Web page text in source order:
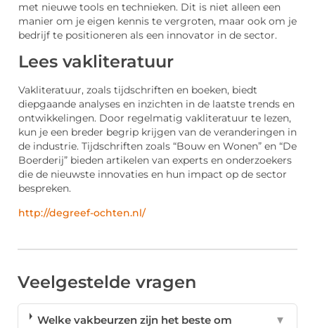
met nieuwe tools en technieken. Dit is niet alleen een
manier om je eigen kennis te vergroten, maar ook om je
bedrijf te positioneren als een innovator in de sector.
Lees vakliteratuur
Vakliteratuur, zoals tijdschriften en boeken, biedt
diepgaande analyses en inzichten in de laatste trends en
ontwikkelingen. Door regelmatig vakliteratuur te lezen,
kun je een breder begrip krijgen van de veranderingen in
de industrie. Tijdschriften zoals “Bouw en Wonen” en “De
Boerderij” bieden artikelen van experts en onderzoekers
die de nieuwste innovaties en hun impact op de sector
bespreken.
http://degreef-ochten.nl/
Veelgestelde vragen
Welke vakbeurzen zijn het beste om
▼